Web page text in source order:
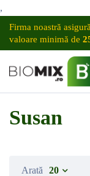
,
Firma noastră
valoare minimă de
Susan
Arată 20